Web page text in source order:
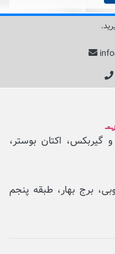
گیربکس، اکتان بوستر،
برج بهار، طبقه پنجم